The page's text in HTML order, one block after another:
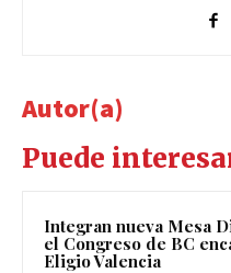
Autor(a)
Puede
Integran nueva Mesa
el Congreso de BC
Eligio Valencia